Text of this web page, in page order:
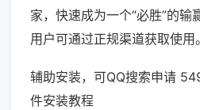
家，快速成为一个“必胜”的输
用户可通过正规渠道获取使用。
辅助安装，可QQ搜索申请
件安装教程